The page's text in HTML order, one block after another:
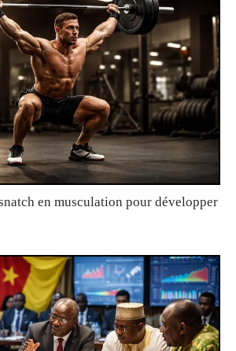
en musculation pour développer